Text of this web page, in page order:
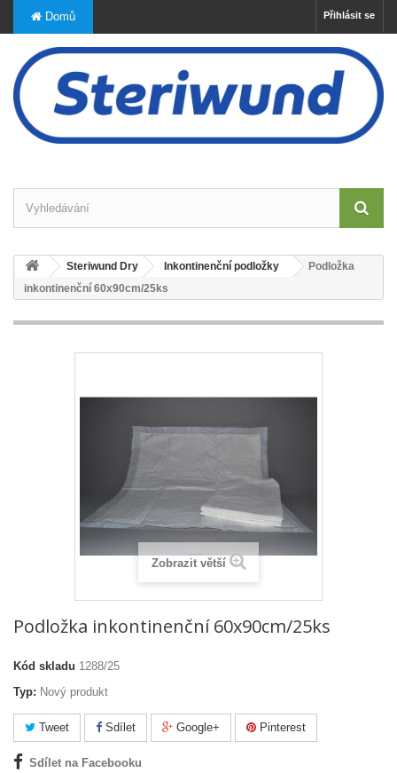
Domů Přihlásit se
Steriwund Dry Inkontinenční podložky
Podložka
inkontinenční 60x90cm/25ks
Zobrazit větší
Podložka inkontinenční 60x90cm/25ks
Kód skladu 1288/25
Typ: Nový produkt
Tweet Sdílet Google+ Pinterest
Sdílet na Facebooku